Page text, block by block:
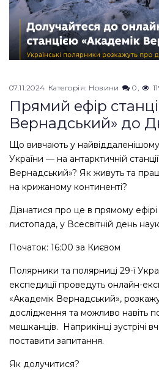
07.11.2024 Категорія: Новини 0
Прямий ефір
Вернадський» до
Що вивчають у
України — на антарктичній
Вернадський»? Як живуть та
на крижаному континенті?
Дізнатися про це в прямому
листопада, у Всесвітній день
Початок: 16:00 за Києвом
Полярники та полярниці 29-ї
експедиції проведуть онлайн-
«Академік Вернадський»,
дослідження та можливо навіть
мешканців. Наприкінці зустрічі
поставити запитання.
Як долучитися?